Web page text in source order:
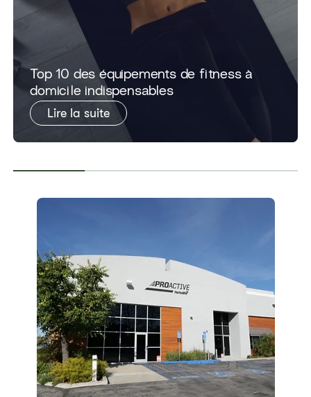
​Top 10 des équipements de fitness à
domicile indispensables
Lire la suite